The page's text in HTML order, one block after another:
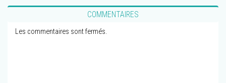
COMMENTAIRES
Les commentaires sont fermés.